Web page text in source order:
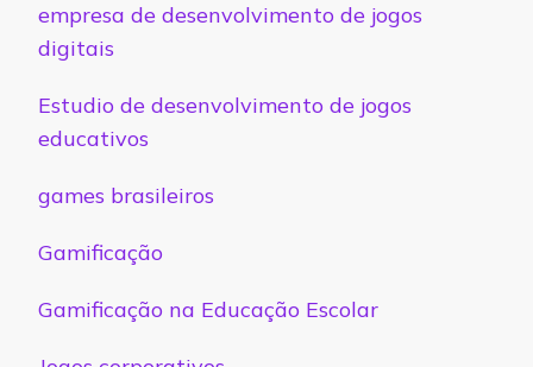
empresa de desenvolvimento de jogos
digitais
Estudio de desenvolvimento de jogos
educativos
games brasileiros
Gamificação
Gamificação na Educação Escolar